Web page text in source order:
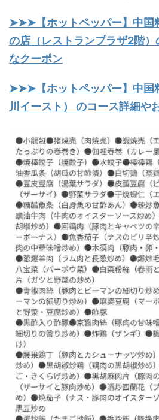
➤➤➤【ホットペッパー】中国
の店（レストランプラザ2階
なクーポン
➤➤➤【ホットペッパー】中国
川イースト） のコース詳細や